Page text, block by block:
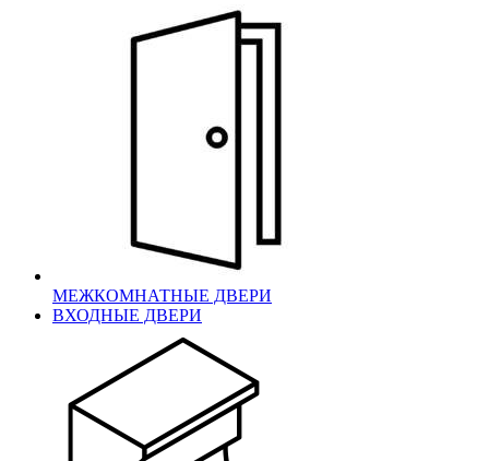
МЕЖКОМНАТНЫЕ ДВЕРИ
ВХОДНЫЕ ДВЕРИ